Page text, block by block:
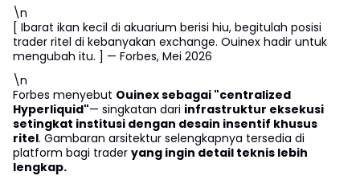
\n
[ Ibarat ikan kecil di akuarium berisi hiu, begitulah posisi
trader ritel di kebanyakan exchange. Ouinex hadir untuk
mengubah itu. ] — Forbes, Mei 2026
\n
Forbes menyebut Ouinex sebagai "centralized
Hyperliquid"— singkatan dari infrastruktur eksekusi
setingkat institusi dengan desain insentif khusus
ritel. Gambaran arsitektur selengkapnya tersedia di
platform bagi trader yang ingin detail teknis lebih
lengkap.